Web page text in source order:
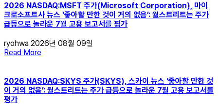
2026 NASDAQ:MSFT 주가(Microsoft Corporation), 마이
크로소프트사 뉴스 ‘좋아할 만한 것이 거의 없음’: 월스트리트는 주가
급등으로 놀라운 7월 고용 보고서를 평가
ryohwa 2026년 08월 09일
Read More
2026 NASDAQ:SKYS 주가(SKYS), 스카이 뉴스 ‘좋아할 만한 것
이 거의 없음’: 월스트리트는 주가 급등으로 놀라운 7월 고용 보고서를
평가